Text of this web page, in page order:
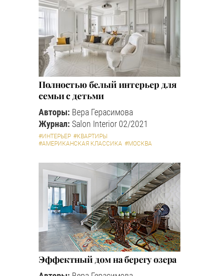
Полностью белый интерьер для
семьи с детьми
Авторы: Вера Герасимова
Журнал: Salon Interior 02/2021
#ИНТЕРЬЕР #КВАРТИРЫ
#АМЕРИКАНСКАЯ КЛАССИКА #МОСКВА
Эффектный дом на берегу озера